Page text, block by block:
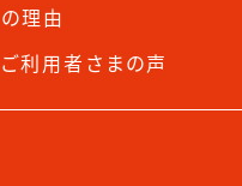
の理由
ご利用者さまの声